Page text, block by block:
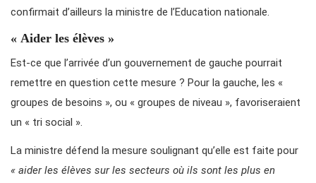
confirmait d’ailleurs la ministre de l’Education nationale.
« Aider les élèves »
Est-ce que l’arrivée d’un gouvernement de gauche pourrait
remettre en question cette mesure ? Pour la gauche, les «
groupes de besoins », ou « groupes de niveau », favoriseraient
un « tri social ».
La ministre défend la mesure soulignant qu’elle est faite pour
« aider les élèves sur les secteurs où ils sont les plus en